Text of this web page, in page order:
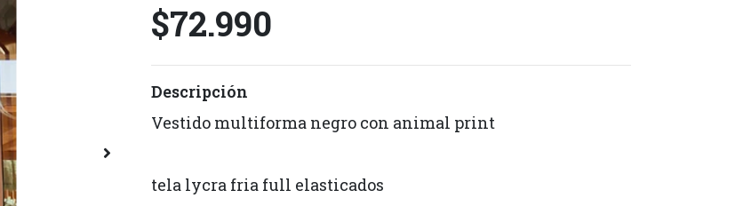
$72.990
Descripción
Vestido multiforma negro con animal print
tela lycra fria full elasticados